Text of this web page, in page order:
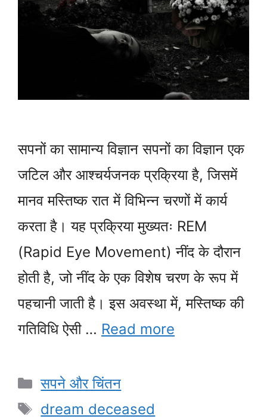
सपनों का सामान्य विज्ञान सपनों का विज्ञान एक
जटिल और आश्चर्यजनक प्रक्रिया है, जिसमें
मानव मस्तिष्क रात में विभिन्न चरणों में कार्य
करता है। यह प्रक्रिया मुख्यतः REM
(Rapid Eye Movement) नींद के दौरान
होती है, जो नींद के एक विशेष चरण के रूप में
पहचानी जाती है। इस अवस्था में, मस्तिष्क की
गतिविधि ऐसी … Read more
Categories
सपने और चिंतन
Tags
dream deceased